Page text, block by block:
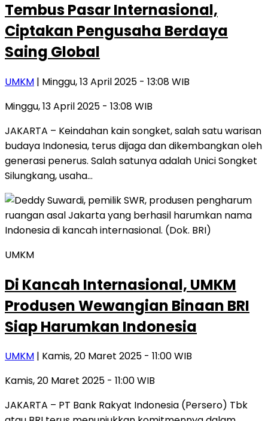
Tembus Pasar Internasional,
Ciptakan Pengusaha Berdaya
Saing Global
UMKM | Minggu, 13 April 2025 - 13:08 WIB
Minggu, 13 April 2025 - 13:08 WIB
JAKARTA – Keindahan kain songket, salah satu warisan
budaya Indonesia, terus dijaga dan dikembangkan oleh
generasi penerus. Salah satunya adalah Unici Songket
Silungkang, usaha…
UMKM
Di Kancah Internasional, UMKM
Produsen Wewangian Binaan BRI
Siap Harumkan Indonesia
UMKM | Kamis, 20 Maret 2025 - 11:00 WIB
Kamis, 20 Maret 2025 - 11:00 WIB
JAKARTA – PT Bank Rakyat Indonesia (Persero) Tbk